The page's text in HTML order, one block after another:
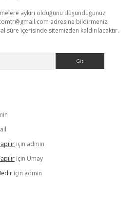
aykırı olduğunu düşündüğünüz
adresine bildirmeniz
süre içerisinde sitemizden kaldırılacaktır.
için admin
için Umay
için admin